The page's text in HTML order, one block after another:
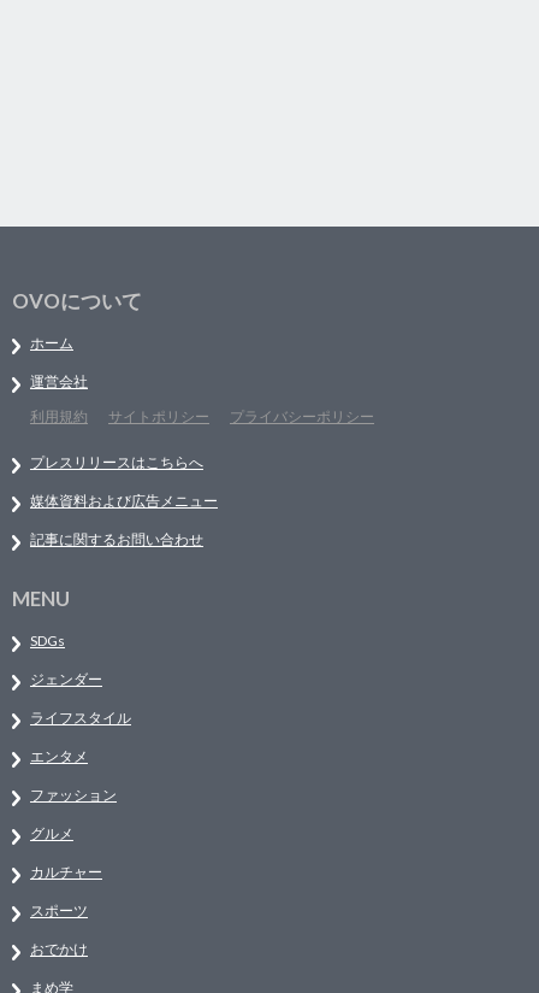
OVOについて
ホーム
運営会社
利用規約
サイトポリシー プライバシーポリシー
プレスリリースはこちらへ
媒体資料および広告メニュー
記事に関するお問い合わせ
MENU
SDGs
ジェンダー
ライフスタイル
エンタメ
ファッション
グルメ
カルチャー
スポーツ
おでかけ
まめ学